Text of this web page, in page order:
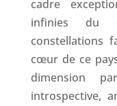
cadre
infinies du
constellations
cœur de ce
dimension
introspective,